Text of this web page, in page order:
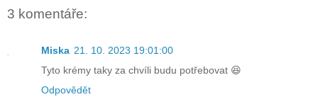
3 komentáře:
Miska 21. 10. 2023 19:01:00
Tyto krémy taky za chvíli budu potřebovat 😆
Odpovědět